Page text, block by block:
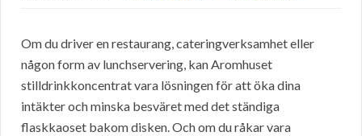
Om du driver en restaurang, cateringverksamhet eller
någon form av lunchservering, kan Aromhuset
stilldrinkkoncentrat vara lösningen för att öka dina
intäkter och minska besväret med det ständiga
flaskkaoset bakom disken. Och om du råkar vara